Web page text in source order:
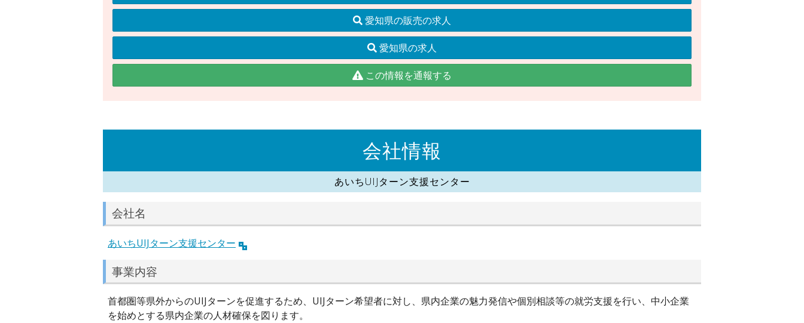
愛知県の販売の求人
愛知県の求人
この情報を通報する
会社情報
あいちUIJターン支援センター
会社名
あいちUIJターン支援センター
事業内容
首都圏等県外からのUIJターンを促進するため、UIJターン希望者に対し、県内企業の魅力発信や個別相談等の就労支援を行い、中小企業
を始めとする県内企業の人材確保を図ります。